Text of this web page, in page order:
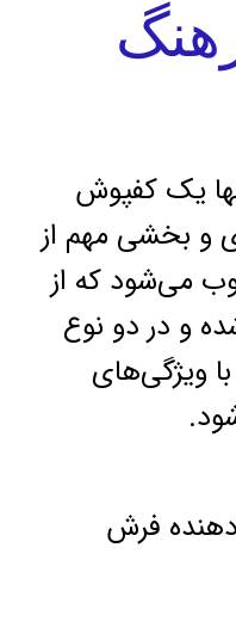
یک کفپوش
و بخشی مهم از
می‌شود که از
و در دو نوع
ویژگی‌های
فرش